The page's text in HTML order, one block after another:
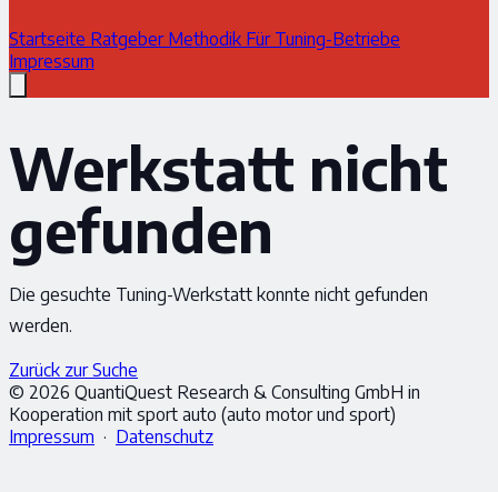
Startseite Ratgeber Methodik Für Tuning-Betriebe
Impressum
Werkstatt nicht
gefunden
Die gesuchte Tuning-Werkstatt konnte nicht gefunden
werden.
Zurück zur Suche
© 2026 QuantiQuest Research & Consulting GmbH in
Kooperation mit sport auto (auto motor und sport)
Impressum · Datenschutz